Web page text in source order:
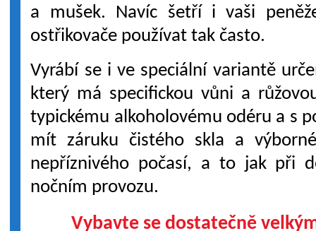
a mušek. Navíc šetří i vaši
ostřikovače používat tak často.
Vyrábí se i ve speciální variantě
který má specifickou vůni a
typickému alkoholovému odéru a s
mít záruku čistého skla a
nepříznivého počasí, a to jak při
nočním provozu.
Vybavte se dostatečně